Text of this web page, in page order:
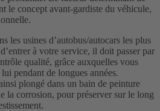
le concept avant-gardiste du véhicule,
les usines d’autobus/autocars les plus
à votre service, il doit passer par
qualité, grâce auxquelles vous
pendant de longues années.
plongé dans un bain de peinture
la corrosion, pour préserver sur le long